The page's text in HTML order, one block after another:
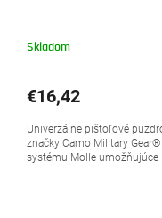
Skladom
€16,42
Univerzálne pištoľové
značky Camo Military
systému Molle umožňujúce